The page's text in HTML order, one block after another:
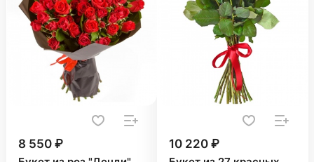
8 550 ₽ 10 220 ₽